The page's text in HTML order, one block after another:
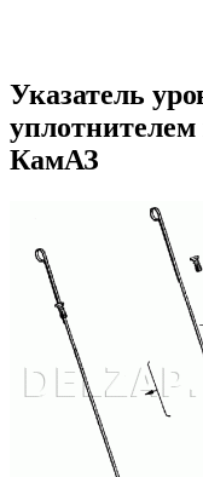
Указатель
уплотнителем
КамАЗ